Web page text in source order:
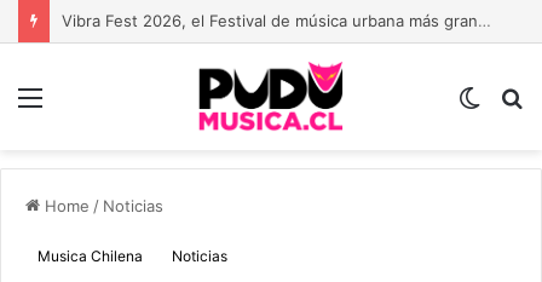
Vibra Fest 2026, el Festival de música urbana más grande de Chile está de vuelta
Menu
Switch
Home / Noticias
Musica Chilena Noticias